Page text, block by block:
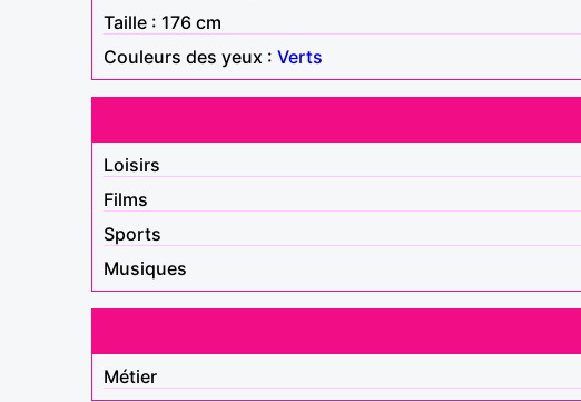
Taille : 176 cm
Couleurs des yeux : Verts
Loisirs
Films
Sports
Musiques
Métier